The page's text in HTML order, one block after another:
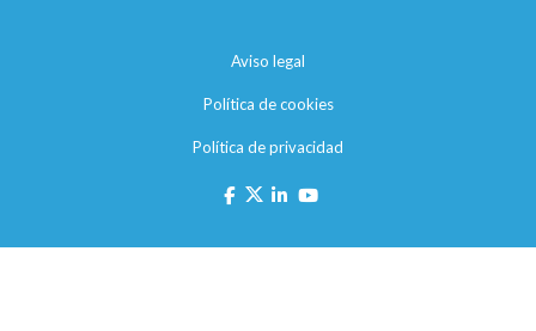
Aviso legal
Política de cookies
Política de privacidad